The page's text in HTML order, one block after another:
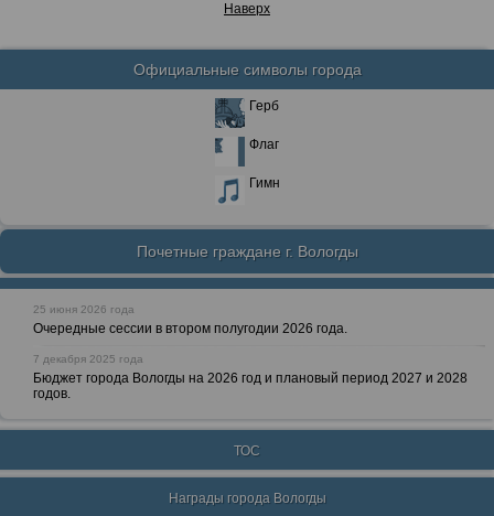
Наверх
Официальные символы города
Герб
Флаг
Гимн
Почетные граждане г. Вологды
25 июня 2026 года
Очередные сессии в втором полугодии 2026 года.
7 декабря 2025 года
Бюджет города Вологды на 2026 год и плановый период 2027 и 2028
годов.
ТОС
Награды города Вологды